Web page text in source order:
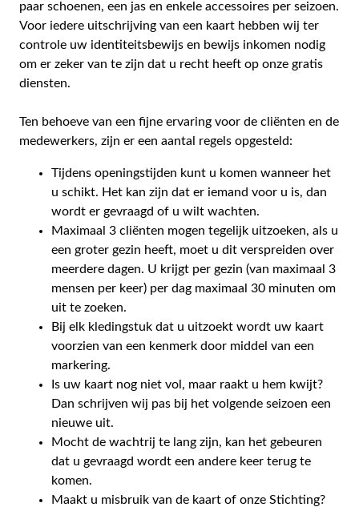
paar schoenen, een jas en enkele accessoires per seizoen.
Voor iedere uitschrijving van een kaart hebben wij ter
controle uw identiteitsbewijs en bewijs inkomen nodig
om er zeker van te zijn dat u recht heeft op onze gratis
diensten.
Ten behoeve van een fijne ervaring voor de cliënten en de
medewerkers, zijn er een aantal regels opgesteld:
Tijdens openingstijden kunt u komen wanneer het
u schikt. Het kan zijn dat er iemand voor u is, dan
wordt er gevraagd of u wilt wachten.
Maximaal 3 cliënten mogen tegelijk uitzoeken, als u
een groter gezin heeft, moet u dit verspreiden over
meerdere dagen. U krijgt per gezin (van maximaal 3
mensen per keer) per dag maximaal 30 minuten om
uit te zoeken.
Bij elk kledingstuk dat u uitzoekt wordt uw kaart
voorzien van een kenmerk door middel van een
markering.
Is uw kaart nog niet vol, maar raakt u hem kwijt?
Dan schrijven wij pas bij het volgende seizoen een
nieuwe uit.
Mocht de wachtrij te lang zijn, kan het gebeuren
dat u gevraagd wordt een andere keer terug te
komen.
Maakt u misbruik van de kaart of onze Stichting?